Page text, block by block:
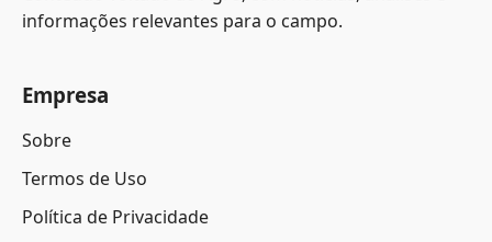
informações relevantes para o campo.
Empresa
Sobre
Termos de Uso
Política de Privacidade